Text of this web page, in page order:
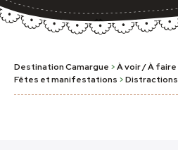
Destination Camargue >À voir / À faire
Fêtes et manifestations >